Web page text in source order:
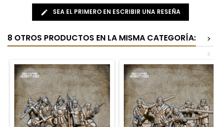
SEA EL PRIMERO EN ESCRIBIR UNA RESEÑA
8 OTROS PRODUCTOS EN LA MISMA CATEGORÍA:
>
<